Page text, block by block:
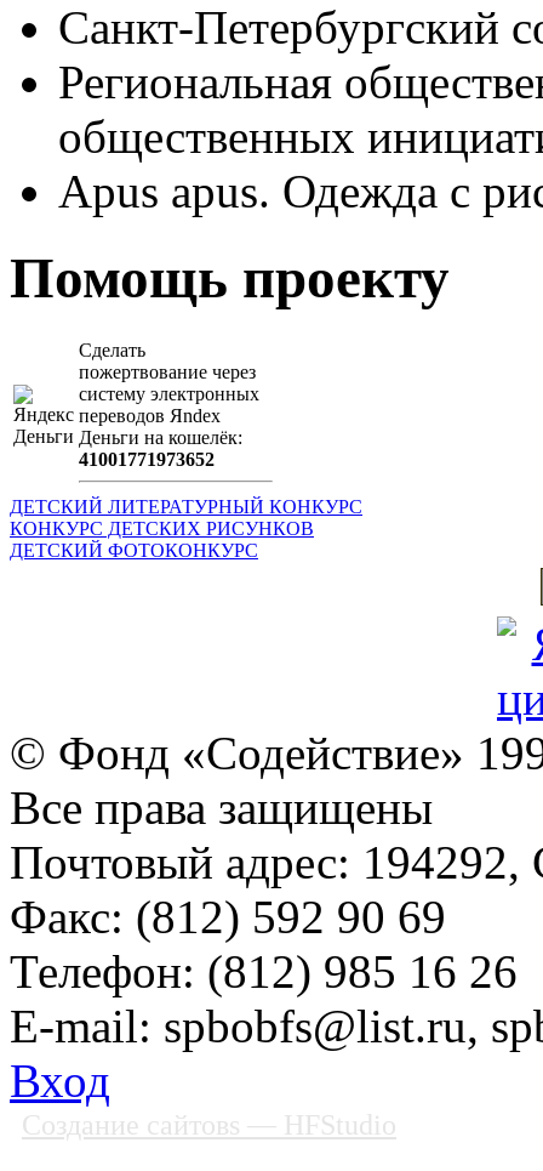
Санкт-Петербургский
Региональная
общественных
Apus apus. Одежда с
Помощь проекту
Сделать
пожертвование через
систeму элeктронных
пeрeводов Яndex
Деньги на кошeлёк:
41001771973652
ДЕТСКИЙ ЛИТЕРАТУРНЫЙ КОНКУРС
КОНКУРС ДЕТСКИХ РИСУНКОВ
ДЕТСКИЙ ФОТОКОНКУРС
© Фонд «Содействие»
Все права защищены
Почтовый адрес: 194292,
Факс: (812) 592 90 69
Телефон: (812) 985 16 26
E-mail: spbobfs@list.ru,
Вход
Создание сайтовs — HFStudio